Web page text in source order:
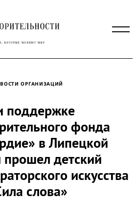
ОРГАНИЗАЦИЙ
поддержке
фонда
в Липецкой
прошел детский
искусства
слова»